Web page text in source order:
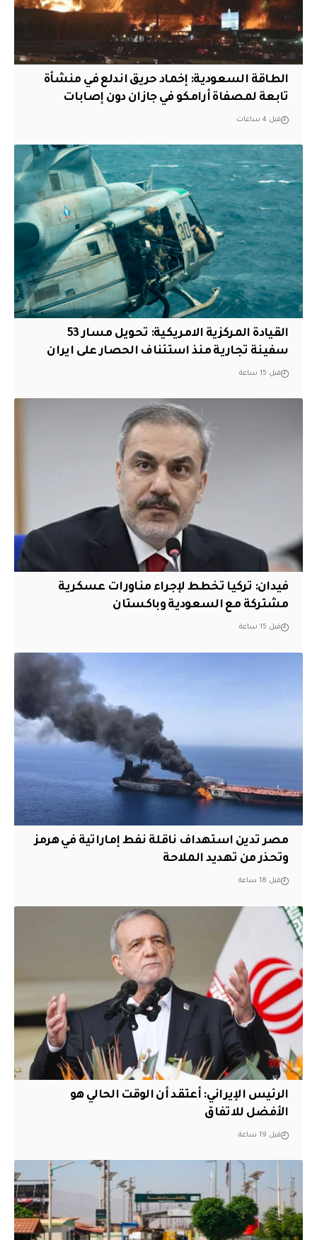
‏الطاقة السعودية: إخماد حريق اندلع في منشأة
تابعة لمصفاة أرامكو في جازان دون إصابات
قبل 4 ساعات
القيادة المركزية الامريكية: تحويل مسار 53
سفينة تجارية منذ استئناف الحصار على ايران
قبل 15 ساعة
فيدان: تركيا تخطط لإجراء مناورات عسكرية
مشتركة مع السعودية وباكستان
قبل 15 ساعة
مصر تدين استهداف ناقلة نفط إماراتية في هرمز
وتحذر من تهديد الملاحة
قبل 18 ساعة
الرئيس الإيراني: أعتقد أن الوقت الحالي هو
الأفضل للاتفاق
قبل 19 ساعة